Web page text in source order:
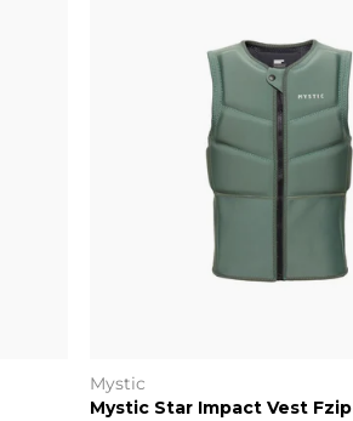
Mystic
Mystic Star Impact Vest Fzip